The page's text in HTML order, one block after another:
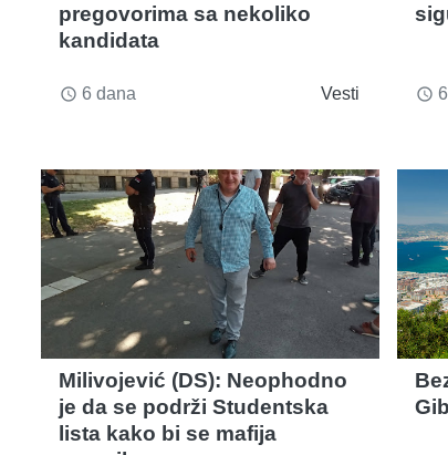
pregovorima sa nekoliko
kandidata
access_time 6 dana Vesti access_time
Milivojević (DS): Neophodno
je da se podrži Studentska
lista kako bi se mafija